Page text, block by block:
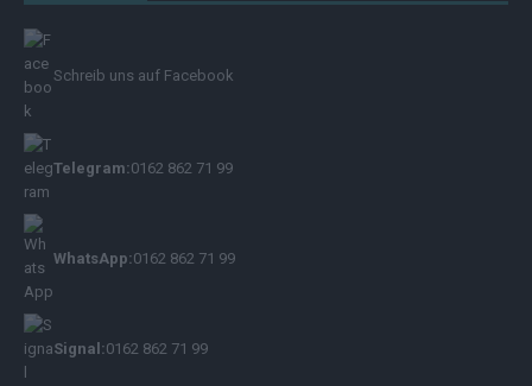
Schreib uns auf Facebook
Telegram:0162 862 71 99
WhatsApp:0162 862 71 99
Signal:0162 862 71 99